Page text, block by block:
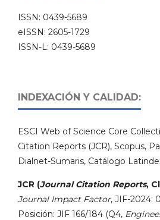
ISSN: 0439-5689
eISSN: 2605-1729
ISSN-L: 0439-5689
INDEXACIÓN Y CALIDAD:
ESCI Web of Science Core
Citation Reports (JCR), Scopus,
Dialnet-Sumaris, Catálogo
JCR (Journal Citation Reports,
Journal Impact Factor, JIF-2024:
Posición: JIF 166/184 (Q4,